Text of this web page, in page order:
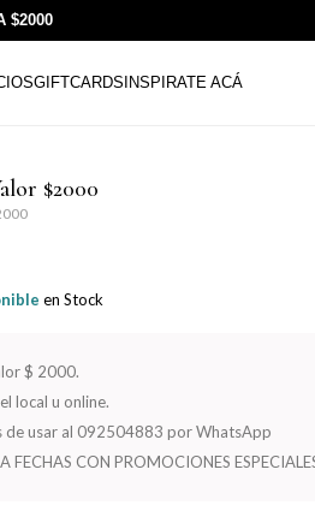
$2000
GIFTCARDS INSPIRATE ACÁ
$2000
en Stock
$ 2000.
local u online.
de usar al 092504883 por WhatsApp
FECHAS CON PROMOCIONES